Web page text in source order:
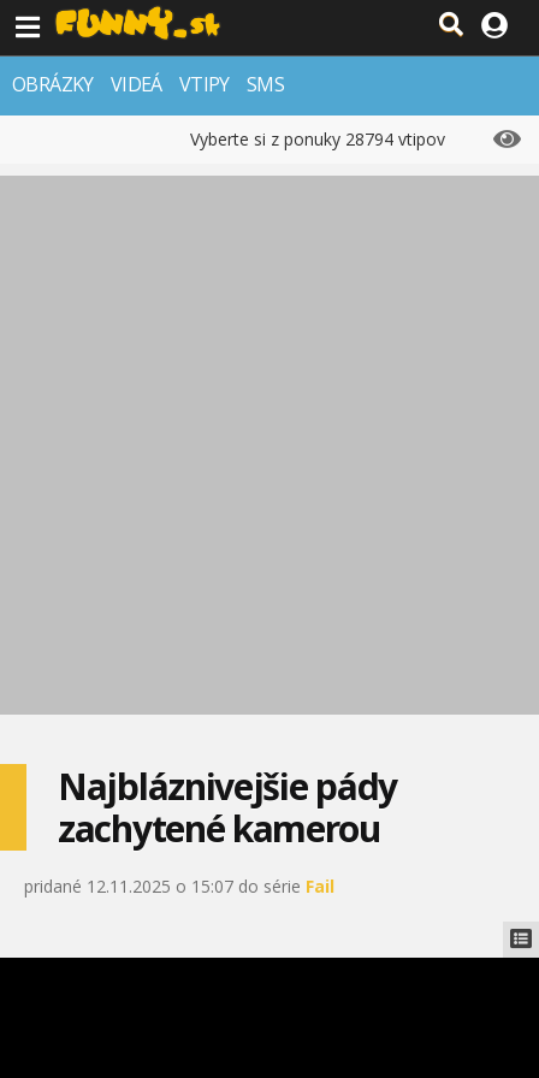
OBRÁZKY VIDEÁ VTIPY SMS
Vyberte si z ponuky 28794 vtipov
Najbláznivejšie pády
zachytené kamerou
pridané 12.11.2025 o 15:07 do série Fail